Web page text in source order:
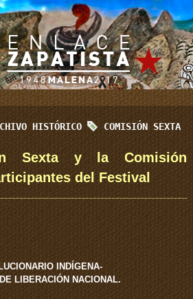
HISTÓRICO COMISIÓN SEXTA
Sexta y la Comisión
del Festival
INDÍGENA-
LIBERACIÓN NACIONAL.